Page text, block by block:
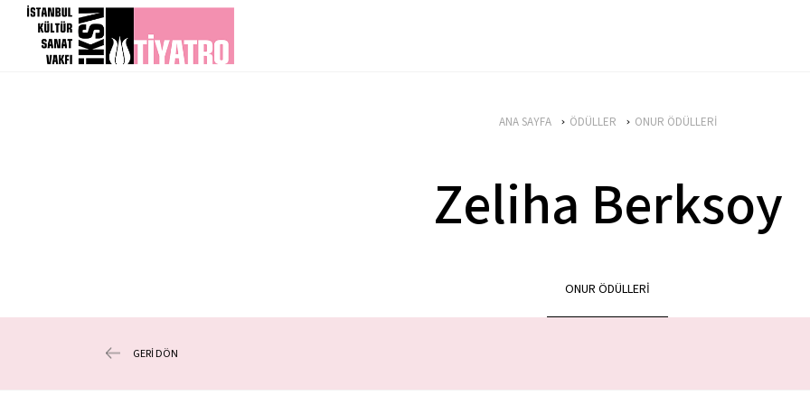
ANA SAYFA ÖDÜLLER ONUR ÖDÜLLERİ
Zeliha Berksoy
ONUR ÖDÜLLERİ
GERİ DÖN